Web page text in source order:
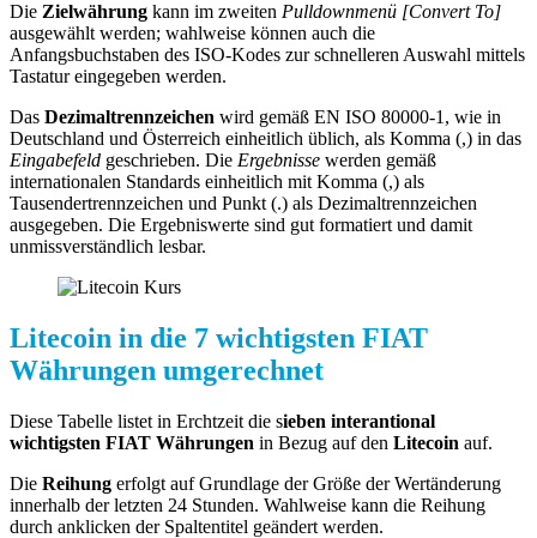
Die Zielwährung kann im zweiten Pulldownmenü [Convert To]
ausgewählt werden; wahlweise können auch die
Anfangsbuchstaben des ISO-Kodes zur schnelleren Auswahl mittels
Tastatur eingegeben werden.
Das Dezimaltrennzeichen wird gemäß EN ISO 80000-1, wie in
Deutschland und Österreich einheitlich üblich, als Komma (,) in das
Eingabefeld geschrieben. Die Ergebnisse werden gemäß
internationalen Standards einheitlich mit Komma (,) als
Tausendertrennzeichen und Punkt (.) als Dezimaltrennzeichen
ausgegeben. Die Ergebniswerte sind gut formatiert und damit
unmissverständlich lesbar.
Litecoin in die 7 wichtigsten FIAT
Währungen umgerechnet
Diese Tabelle listet in Erchtzeit die sieben interantional
wichtigsten FIAT Währungen in Bezug auf den Litecoin auf.
Die Reihung erfolgt auf Grundlage der Größe der Wertänderung
innerhalb der letzten 24 Stunden. Wahlweise kann die Reihung
durch anklicken der Spaltentitel geändert werden.